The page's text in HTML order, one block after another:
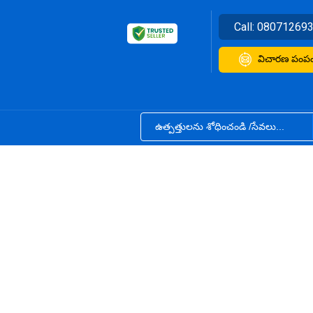
Call:
విచారణ